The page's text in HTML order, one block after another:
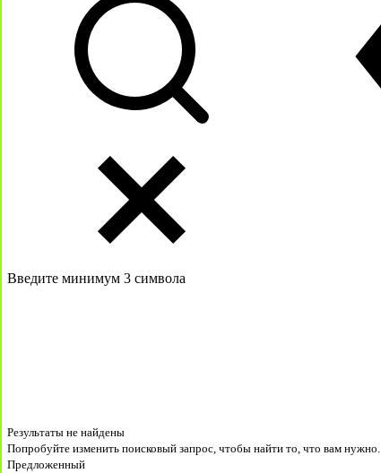
Введите минимум 3 символа
Результаты не найдены
Попробуйте изменить поисковый запрос, чтобы найти то, что вам нужно.
Предложенный